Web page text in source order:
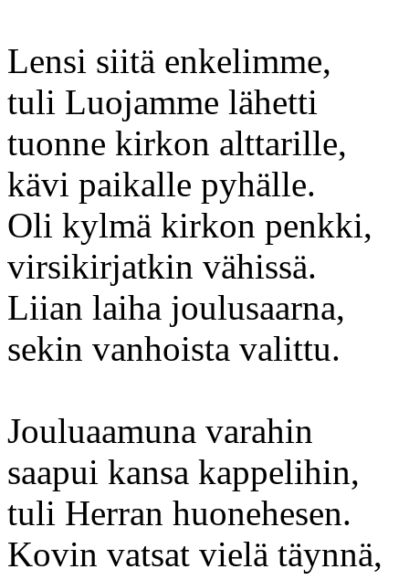
Lensi siitä enkelimme,
tuli Luojamme lähetti
tuonne kirkon alttarille,
kävi paikalle pyhälle.
Oli kylmä kirkon penkki,
virsikirjatkin vähissä.
Liian laiha joulusaarna,
sekin vanhoista valittu.
Jouluaamuna varahin
saapui kansa kappelihin,
tuli Herran huonehesen.
Kovin vatsat vielä täynnä,